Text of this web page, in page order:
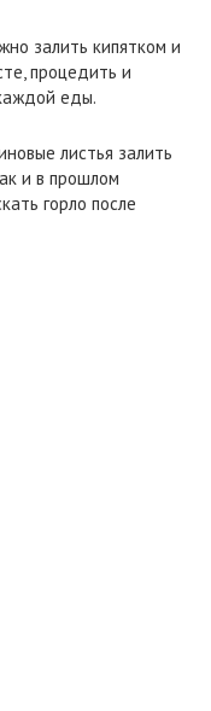
залить кипятком и
процедить и
еды.
листья залить
и в прошлом
горло после